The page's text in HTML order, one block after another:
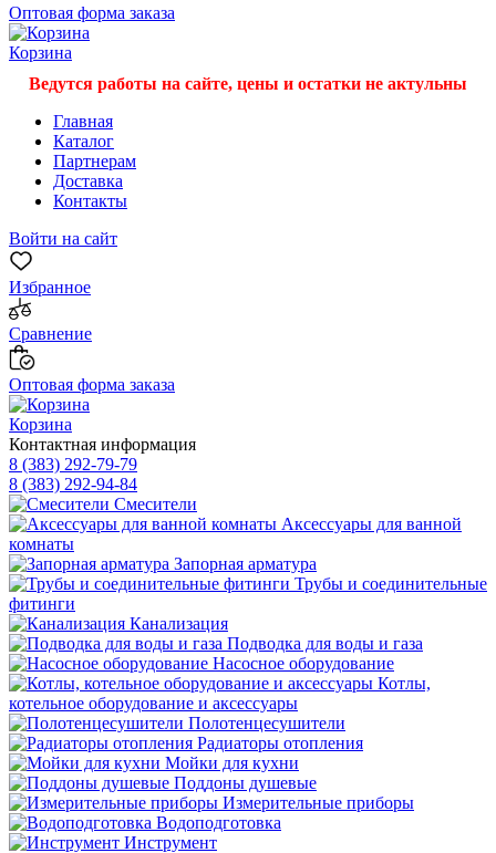
Оптовая форма заказа
Корзина
Ведутся работы на сайте, цены и остатки не актульны
Главная
Каталог
Партнерам
Доставка
Контакты
Войти на сайт
Избранное
Сравнение
Оптовая форма заказа
Корзина
Контактная информация
8 (383) 292-79-79
8 (383) 292-94-84
Смесители
Аксессуары для ванной
комнаты
Запорная арматура
Трубы и соединительные
фитинги
Канализация
Подводка для воды и газа
Насосное оборудование
Котлы,
котельное оборудование и аксессуары
Полотенцесушители
Радиаторы отопления
Мойки для кухни
Поддоны душевые
Измерительные приборы
Водоподготовка
Инструмент